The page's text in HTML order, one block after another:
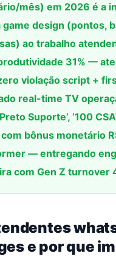
mês) em 2026 é a
design (pontos,
ao trabalho
31% —
violação script +
real-time TV
Suporte’, ‘100
bônus monetário
— entregando
com Gen Z turnover
e por que